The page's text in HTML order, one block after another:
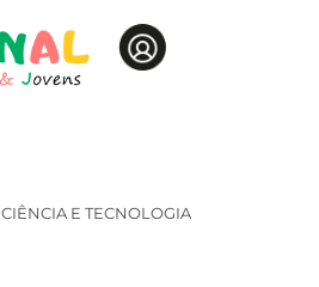
CIÊNCIA E TECNOLOGIA